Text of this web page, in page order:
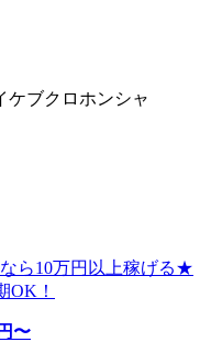
ブクロホンシャ
ら10万円以上稼げる★
OK！
円〜